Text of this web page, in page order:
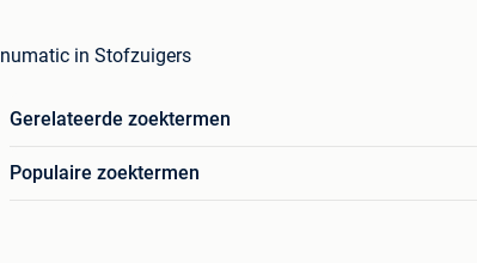
numatic in Stofzuigers
Gerelateerde zoektermen
Populaire zoektermen